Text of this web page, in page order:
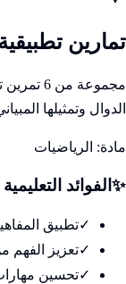
تمارين
مجموعة
الدوال وتمثيلها
مادة: الرياضيات
✨ الفوائد التعليمية
✓تطبيق
✓تعزيز الفهم
✓تحسين